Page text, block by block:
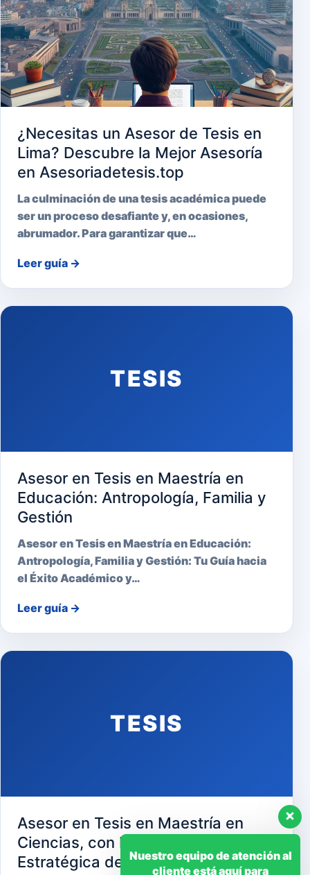
¿Necesitas un Asesor de Tesis en
Lima? Descubre la Mejor Asesoría
en Asesoriadetesis.top
La culminación de una tesis académica puede
ser un proceso desafiante y, en ocasiones,
abrumador. Para garantizar que…
Leer guía →
TESIS
Asesor en Tesis en Maestría en
Educación: Antropología, Familia y
Gestión
Asesor en Tesis en Maestría en Educación:
Antropología, Familia y Gestión: Tu Guía hacia
el Éxito Académico y…
Leer guía →
TESIS
Asesor en Tesis en Maestría en
Ciencias, con Mención en Gerencia
Estratégica de Recursos Humanos
Nuestro equipo de atención al
cliente está aquí para